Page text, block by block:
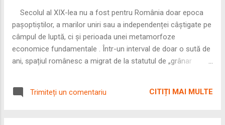
la Berlin și Viena au fost cele care au
redesenat arhitectura politică a Europei
Centrale, transformând o rivalitate latentă
Secolul al XIX-lea nu a fost pentru România doar epoca
pașoptiștilor, a marilor uniri sau a independenței câștigate pe
câmpul de luptă, ci și perioada unei metamorfoze
economice fundamentale . Într-un interval de doar o sută de
ani, spațiul românesc a migrat de la statutul de „grânar
piața europeană. Povestea comerțului exterior românesc în
acest secol este una a luptei pentru suveranitate. Nu poți fi
Trimiteți un comentariu CITIȚI MAI MULTE